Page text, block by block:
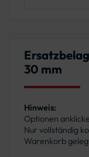
30 mm
Hinweis:
Optionen
Nur vollständig
Warenkorb